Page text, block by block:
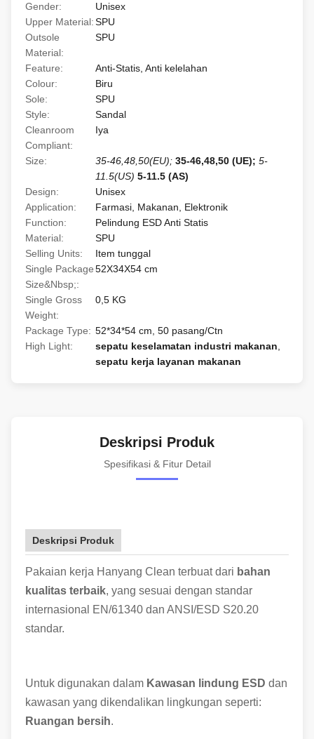
Gender:
Unisex
Upper Material:SPU
Outsole
Material:
SPU
Feature:
Anti-Statis, Anti kelelahan
Colour:
Biru
Sole:
SPU
Style:
Sandal
Cleanroom
Compliant:
Iya
Size: 35-46,48,50(EU); 35-46,48,50 (UE); 5-
11.5(US) 5-11.5 (AS)
Design:
Unisex
Application:
Farmasi, Makanan, Elektronik
Function:
Pelindung ESD Anti Statis
Material:
SPU
Selling Units:
Item tunggal
Single Package
Size&Nbsp;:
52X34X54 cm
Single Gross
Weight:
0,5 KG
Package Type: 52*34*54 cm, 50 pasang/Ctn
High Light:
sepatu keselamatan industri makanan
sepatu kerja layanan makanan
Deskripsi Produk
Spesifikasi & Fitur Detail
Deskripsi Produk
Pakaian kerja Hanyang Clean terbuat dari bahan
kualitas terbaik, yang sesuai dengan standar
internasional EN/61340 dan ANSI/ESD S20.20
standar.
Untuk digunakan dalam Kawasan lindung ESD dan
kawasan yang dikendalikan lingkungan seperti:
Ruangan bersih.